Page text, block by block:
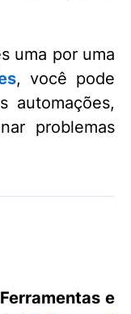
uma por uma
, você pode
automações,
problemas
Ferramentas e